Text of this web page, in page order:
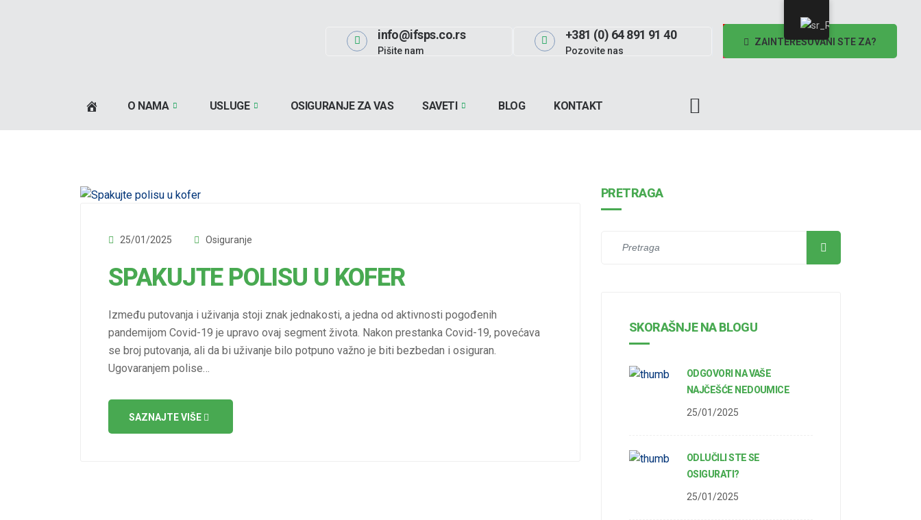
info@ifsps.co.rs
Pišite nam
+381 (0) 64 891 91 40
Pozovite nas
ZAINTERESOVANI STE ZA?
O NAMA USLUGE OSIGURANJE ZA VAS SAVETI BLOG KONTAKT
25/01/2025 Osiguranje
SPAKUJTE POLISU U KOFER
Između putovanja i uživanja stoji znak jednakosti, a jedna od aktivnosti pogođenih
pandemijom Covid-19 je upravo ovaj segment života. Nakon prestanka Covid-19, povećava
se broj putovanja, ali da bi uživanje bilo potpuno važno je biti bezbedan i osiguran.
Ugovaranjem polise…
SAZNAJTE VIŠE
PRETRAGA
SKORAŠNJE NA BLOGU
ODGOVORI NA VAŠE
NAJČEŠĆE NEDOUMICE
25/01/2025
ODLUČILI STE SE
OSIGURATI?
25/01/2025